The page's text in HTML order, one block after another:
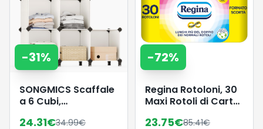
-31%
SONGMICS Scaffale
a 6 Cubi,
Modulare,
24.31€34.99€
-72%
Regina Rotoloni, 30
Maxi Rotoli di Carta
23.75€85.41€